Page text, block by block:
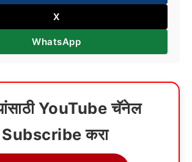
X
WhatsApp
YouTube चॅनेल
Subscribe करा